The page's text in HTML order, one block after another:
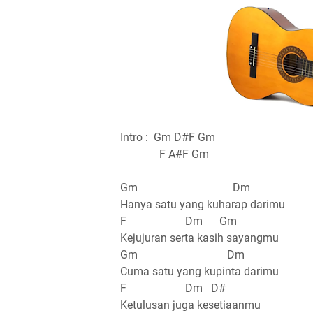
Intro : Gm D#F Gm
F A#F Gm
Gm Dm
Hanya satu yang kuharap darimu
F Dm Gm
Kejujuran serta kasih sayangmu
Gm Dm
Cuma satu yang kupinta darimu
F Dm D#
Ketulusan juga kesetiaanmu